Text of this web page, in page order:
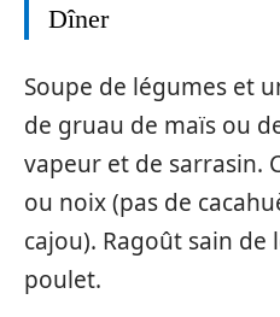
Dîner
Soupe de légumes et
de gruau de maïs ou
vapeur et de sarrasin.
ou noix (pas de
cajou). Ragoût sain de
poulet.